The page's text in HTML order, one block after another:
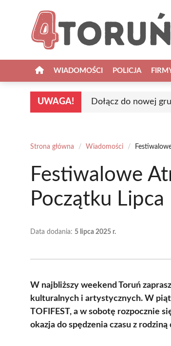
WIADOMOŚCI POLICJA
UWAGA! Dołącz do nowej
Strona główna / Wiadomości /
Festiwalowe
Początku Lipca
Data dodania: 5 lipca 2025 r.
W najbliższy weekend Toruń
kulturalnych i artystycznych. W
TOFIFEST, a w sobotę rozpocznie
okazja do spędzenia czasu z